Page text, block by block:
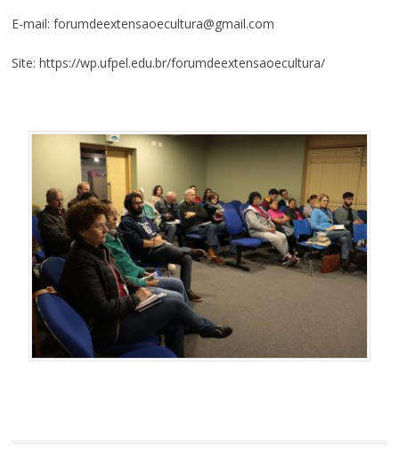
E-mail: forumdeextensaoecultura@gmail.com
Site: https://wp.ufpel.edu.br/forumdeextensaoecultura/